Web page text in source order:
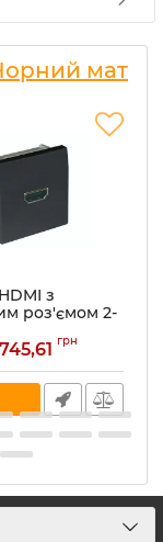
мат
з
роз'ємом 2-
(45436 SPM)
SPM
грн